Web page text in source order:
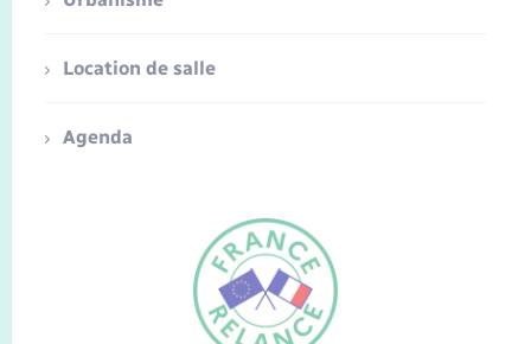
FR
Location de salle
Agenda